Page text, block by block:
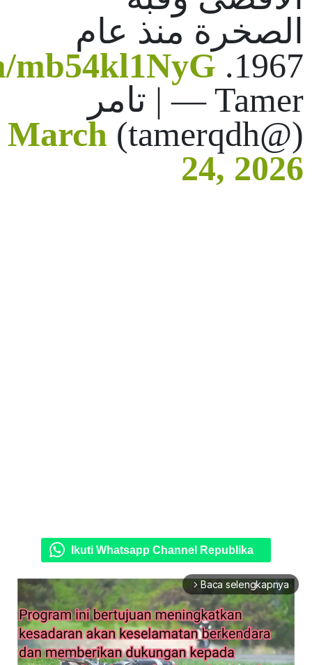
الصخرة منذ عام
1967.
mb54kl1NyG
— Tamer | تامر
(@tamerqdh)
March
24, 2026
Ikuti Whatsapp Channel Republika
arrow_forward_ios Baca selengkapnya